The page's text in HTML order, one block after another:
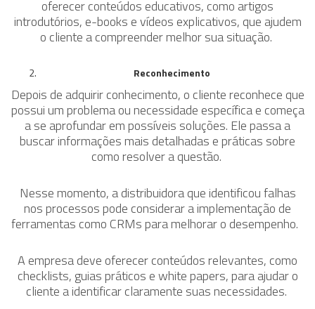
oferecer conteúdos educativos, como artigos
introdutórios, e-books e vídeos explicativos, que ajudem
o cliente a compreender melhor sua situação.
Reconhecimento
Depois de adquirir conhecimento, o cliente reconhece que
possui um problema ou necessidade específica e começa
a se aprofundar em possíveis soluções. Ele passa a
buscar informações mais detalhadas e práticas sobre
como resolver a questão.
Nesse momento, a distribuidora que identificou falhas
nos processos pode considerar a implementação de
ferramentas como CRMs para melhorar o desempenho.
A empresa deve oferecer conteúdos relevantes, como
checklists, guias práticos e white papers, para ajudar o
cliente a identificar claramente suas necessidades.